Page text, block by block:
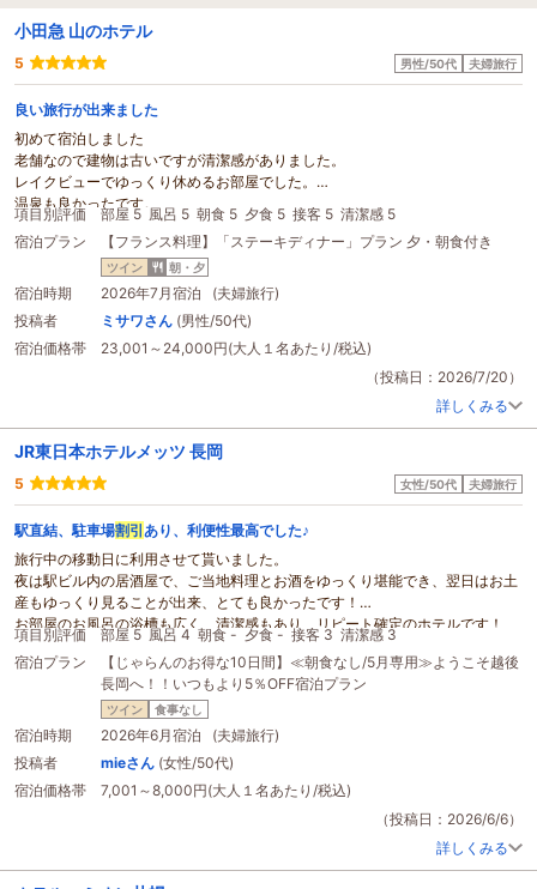
小田急 山のホテル
5 男性/50代 夫婦旅行
良い旅行が出来ました
初めて宿泊しました
老舗なので建物は古いですが清潔感がありました。
レイクビューでゆっくり休めるお部屋でした。
温泉も良かったです。
夕食も朝食も美味しかったです。
レストランのお酒はお値段がそれなりにしましたが、
宿泊代でじゃらんの 割引を利用出来たのでお得に宿泊出来ました。
ありがとございました。
項目別評価 部屋 5 風呂 5 朝食 5 夕食 5 接客 5 清潔感 5
宿泊プラン
【フランス料理】「ステーキディナー」プラン 夕・朝食付き
ツイン 朝・夕
宿泊時期
2026年7月宿泊 (夫婦旅行)
投稿者
ミサワさん (男性/50代)
宿泊価格帯
23,001～24,000円(大人１名あたり/税込)
（投稿日：2026/7/20）
詳しくみる
JR東日本ホテルメッツ 長岡
5 女性/50代 夫婦旅行
駅直結、駐車場割引 あり、利便性最高でした♪
旅行中の移動日に利用させて貰いました。
夜は駅ビル内の居酒屋で、ご当地料理とお酒をゆっくり堪能でき、翌日はお土
産もゆっくり見ることが出来、とても良かったです！
お部屋のお風呂の浴槽も広く、清潔感もあり、リピート確定のホテルです！
項目別評価 部屋 5 風呂 4 朝食 - 夕食 - 接客 3 清潔感 3
宿泊プラン
【じゃらんのお得な10日間】≪朝食なし/5月専用≫ようこそ越後
長岡へ！！いつもより5％OFF宿泊プラン
ツイン 食事なし
宿泊時期
2026年6月宿泊 (夫婦旅行)
投稿者
mieさん (女性/50代)
宿泊価格帯
7,001～8,000円(大人１名あたり/税込)
（投稿日：2026/6/6）
詳しくみる